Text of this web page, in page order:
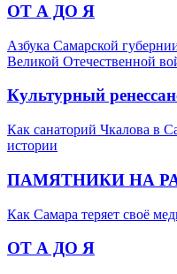
ОТ А ДО Я
Азбука Самарской
Великой Отечественной
Культурный
Как санаторий Чкалова в
истории
ПАМЯТНИКИ НА
Как Самара теряет своё
ОТ А ДО Я